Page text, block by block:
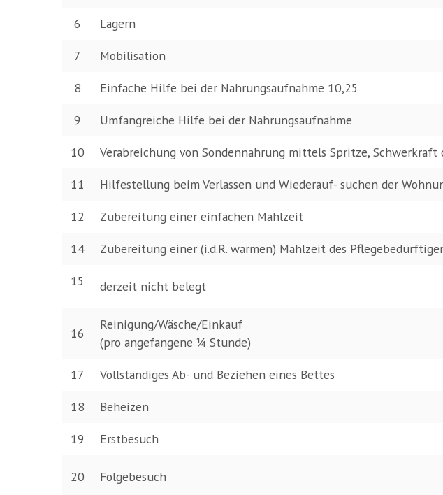
6
Lagern
7
Mobilisation
8
Einfache Hilfe bei der Nahrungsaufnahme 10,25
9
Umfangreiche Hilfe bei der Nahrungsaufnahme
10
Verabreichung von Sondennahrung mittels Spritze, Schwerkraft
11
Hilfestellung beim Verlassen und Wiederauf- suchen der
12
Zubereitung einer einfachen Mahlzeit
14
Zubereitung einer (i.d.R. warmen) Mahlzeit des
15
derzeit nicht belegt
16
Reinigung/Wäsche/Einkauf
(pro angefangene 1⁄4 Stunde)
17 Vollständiges Ab- und Beziehen eines Bettes
18
Beheizen
19
Erstbesuch
20 Folgebesuch